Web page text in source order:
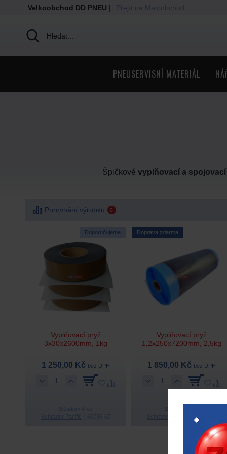
Velkoobchod DD PNEU | Přejít na Maloobchod
PNEUSERVISNÍ MATERIÁL
Špičkové vyplňovací a spojovací
Porovnání výrobku 0
Doporučujeme
Vyplňovací pryž
3x30x2600mm, 1kg
1 250,00 Kč bez DPH
Skladem 4 ks
Doprava zdarma
60734-67
Vyplňovací pryž
1,2x250x7200mm, 2,5kg
1 850,00 Kč bez DPH
Skladem 1 ks